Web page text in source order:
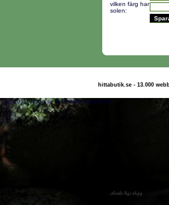
vilken färg har
solen:
hittabutik.se - 13.000
(c) 2011, nogg.se & Pernilla